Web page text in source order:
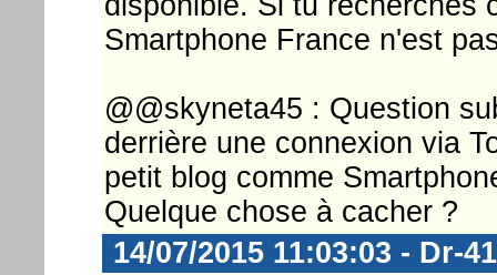
Smartphone France n'est
@@skyneta45 : Question
derrière une connexion via
petit blog comme
Quelque chose à cacher ?
14/07/2015 11:03:03 - Dr-